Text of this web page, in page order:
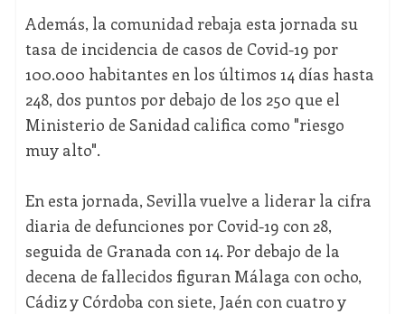
Además, la comunidad rebaja esta jornada su
tasa de incidencia de casos de Covid-19 por
100.000 habitantes en los últimos 14 días hasta
248, dos puntos por debajo de los 250 que el
Ministerio de Sanidad califica como "riesgo
muy alto".
En esta jornada, Sevilla vuelve a liderar la cifra
diaria de defunciones por Covid-19 con 28,
seguida de Granada con 14. Por debajo de la
decena de fallecidos figuran Málaga con ocho,
Cádiz y Córdoba con siete, Jaén con cuatro y